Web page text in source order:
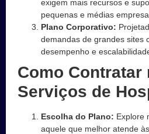
exigem mais recursos e
pequenas e médias
Plano Corporativo:
demandas de grandes sites
desempenho e
Como Contratar
Serviços de
Escolha do Plano: Explore
aquele que melhor atende